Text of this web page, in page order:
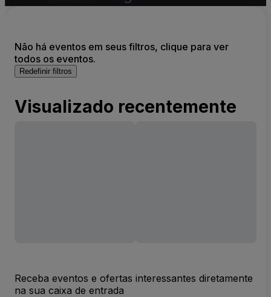
Não há eventos em seus filtros, clique para ver
todos os eventos.
Redefinir filtros
Visualizado recentemente
Receba eventos e ofertas interessantes diretamente
na sua caixa de entrada